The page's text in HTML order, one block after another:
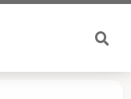
تخطي
المحتوى